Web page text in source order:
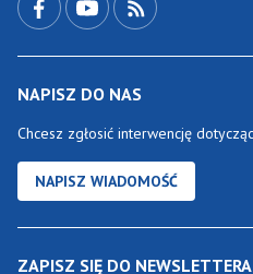
NAPISZ DO NAS
Chcesz zgłosić interwencję
NAPISZ WIADOMOŚĆ
ZAPISZ SIĘ DO NEWSLETTERA